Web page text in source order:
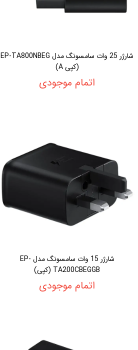
شارژر 25 وات سامسونگ مدل EP-TA800NBEG
(کپی A)
اتمام موجودی
شارژر 15 وات سامسونگ مدل EP-
TA200CBEGGB (کپی)
اتمام موجودی